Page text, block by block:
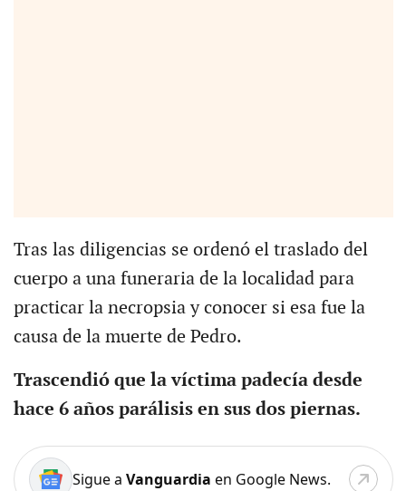
Tras las diligencias se ordenó el traslado del
cuerpo a una funeraria de la localidad para
practicar la necropsia y conocer si esa fue la
causa de la muerte de Pedro.
Trascendió que la víctima padecía desde
hace 6 años parálisis en sus dos piernas.
Sigue a Vanguardia en Google News.